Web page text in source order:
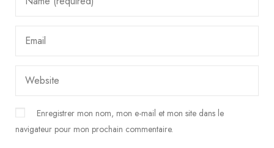
Enregistrer mon nom, mon e-mail et mon site dans le
navigateur pour mon prochain commentaire.